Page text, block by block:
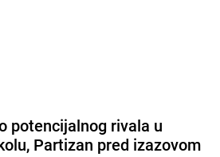
potencijalnog rivala u
Partizan pred izazovom